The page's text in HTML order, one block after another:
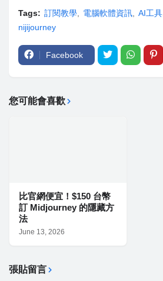
Tags: 訂閱教學 電腦軟體資訊 AI工具
nijijourney
Facebook
您可能會喜歡
比官網便宜！$150 台幣
訂 Midjourney 的隱藏方
法
June 13, 2026
張貼留言